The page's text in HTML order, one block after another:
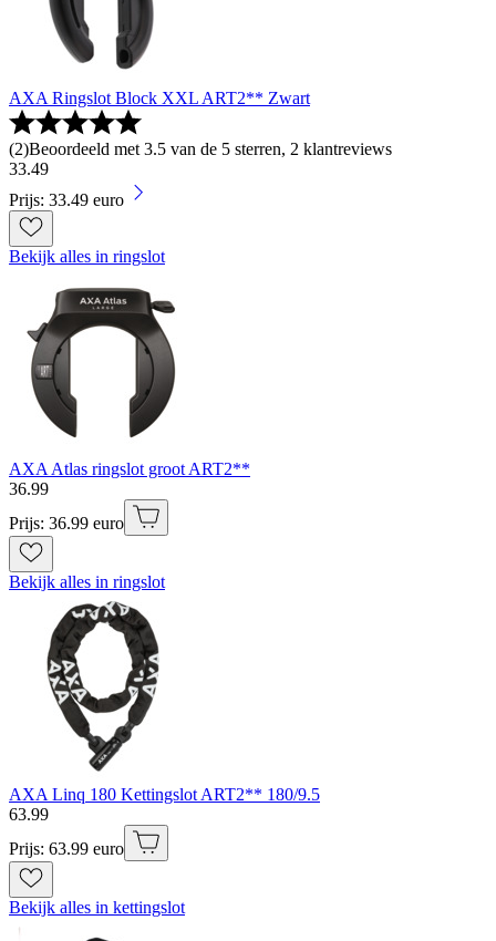
AXA Ringslot Block XXL ART2** Zwart
(2)Beoordeeld met 3.5 van de 5 sterren, 2 klantreviews
33.49
Prijs: 33.49 euro
Bekijk alles in ringslot
AXA Atlas ringslot groot ART2**
36.99
Prijs: 36.99 euro
Bekijk alles in ringslot
AXA Linq 180 Kettingslot ART2** 180/9.5
63.99
Prijs: 63.99 euro
Bekijk alles in kettingslot